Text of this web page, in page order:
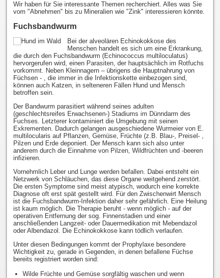
Wir haben für Sie interessante Themen recherchiert. Alles was Sie
vom "Abnehmen" bis zu Mineralien wie "Zink" interessieren könnte.
Fuchsbandwurm
Bei der alveolären Echinokokkose des
Menschen handelt es sich um eine Erkrankung,
die durch den Fuchsbandwurm (Echinococcus multiloculatus)
hervorgerufen wird, einen Parasiten, der hauptsächlich im Rotfuchs
vorkommt. Neben Kleinnagern – übrigens die Hauptnahrung von
Füchsen - , die immer in die Infektionskette einbezogen sind,
können auch Katzen, in selteneren Fällen Hund und Mensch
betroffen sein.
Der Bandwurm parasitiert während seines adulten
(geschlechtsreifes Erwachsenen-) Stadiums im Dünndarm des
Fuchses. Letzterer kontaminiert die Umgebung mit seinen
Exkrementen. Dadurch gelangen ausgeschiedene Wurmeier von E.
multilocularis auf Pflanzen, Gemüse, Früchte (z.B. Blau-, Preisel- ,
Pilzen und Erde deponiert. Der Mensch kann sich also unter
anderem durch die Einnahme von Pilzen, Wildfrüchten und -beeren
infizieren.
Vornehmlich Leber und Lunge werden befallen. Dabei entsteht ein
Netzwerk von Schläuchen, das diese Organe weitgehend zerstört.
Die ersten Symptome sind meist atypisch, wodurch eine korrekte
Diagnose oft erst spät gestellt wird. Für den Zwischenwirt Mensch
ist die Fuchsbandwurm-Infektion daher sehr gefährlich. Eine Heilung
ist kaum möglich. Die Therapie beruht - wenn möglich - auf der
operativen Entfernung der sog. Finnenstadien und einer
anschließenden Langzeit- oder Dauermedikation mit Mebendazol
oder Albendazol. Die Echinokokkose kann tödlich verlaufen.
Unter diesen Bedingungen kommt der Prophylaxe besondere
Wichtigkeit zu, gerade in Gegenden, in denen befallene Füchse
bereits registriert worden sind:
Wilde Früchte und Gemüse sorgfältig waschen und wenn